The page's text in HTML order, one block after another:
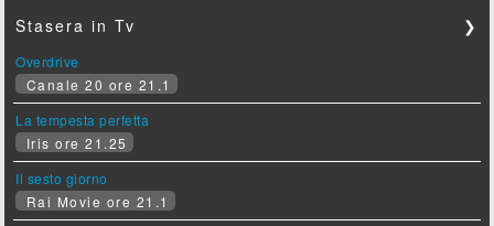
Stasera in Tv ❯
Overdrive
Canale 20 ore 21.1
La tempesta perfetta
Iris ore 21.25
Il sesto giorno
Rai Movie ore 21.1